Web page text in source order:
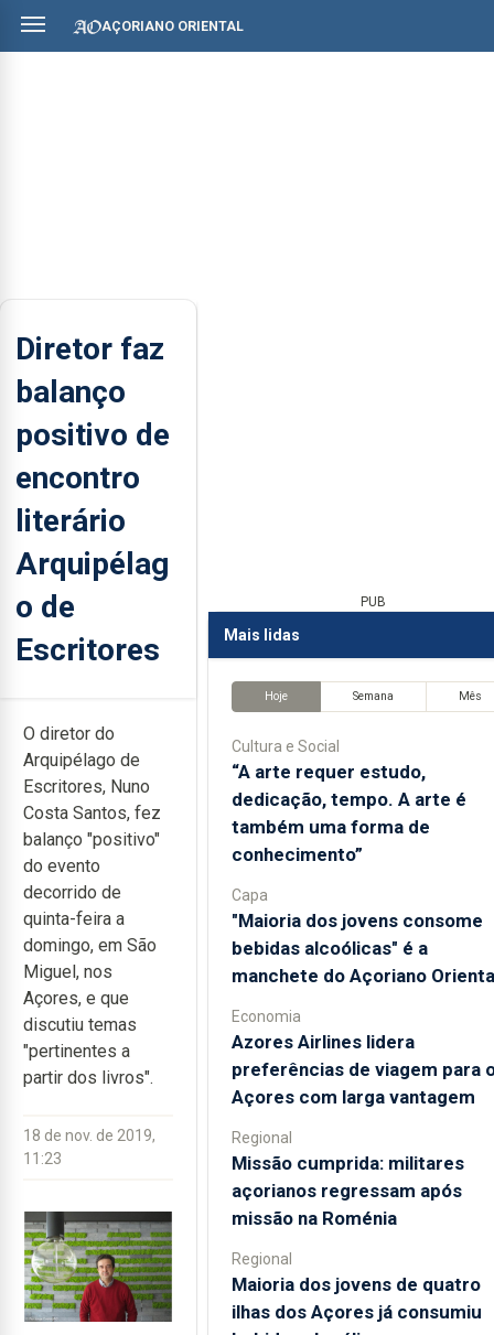
AÇORIANO ORIENTAL
Diretor faz
balanço
positivo de
encontro
literário
Arquipélag
o de
Escritores
O diretor do
Arquipélago de
Escritores, Nuno
Costa Santos, fez
balanço "positivo"
do evento
decorrido de
quinta-feira a
domingo, em São
Miguel, nos
Açores, e que
discutiu temas
"pertinentes a
partir dos livros".
18 de nov. de 2019,
11:23
PUB
Mais lidas
Hoje Semana Mês
Cultura e Social
“A arte requer estudo,
dedicação, tempo. A arte é
também uma forma de
conhecimento”
Capa
"Maioria dos jovens consome
bebidas alcoólicas" é a
manchete do Açoriano
Economia
Azores Airlines lidera
preferências de viagem para
Açores com larga vantagem
Regional
Missão cumprida: militares
açorianos regressam após
missão na Roménia
Regional
Maioria dos jovens de quatro
ilhas dos Açores já consumiu